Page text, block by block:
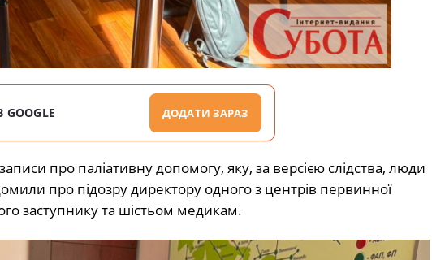
ДОДАТИ ЗАРАЗ
про паліативну допомогу, яку, за версією слідства, люди
про підозру директору одного з центрів первинної
заступнику та шістьом медикам.